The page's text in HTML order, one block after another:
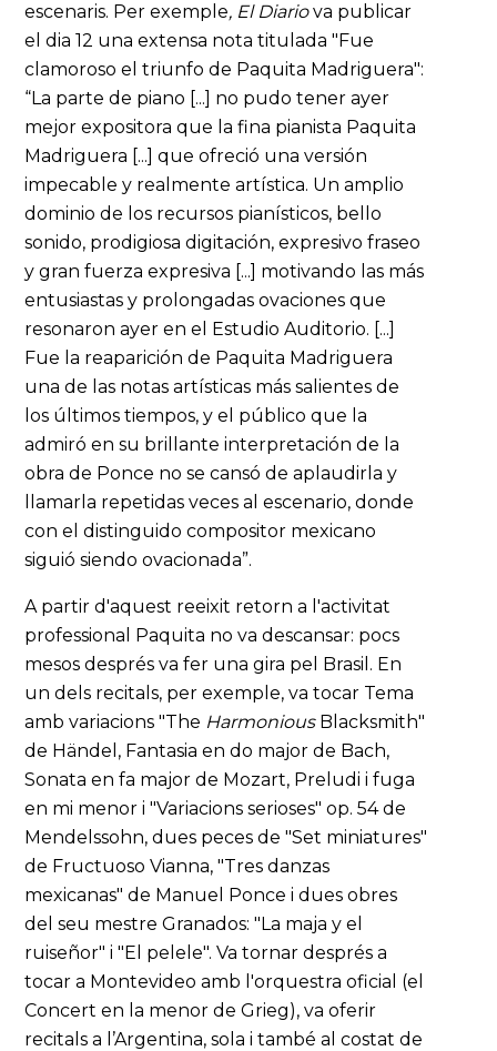
escenaris. Per exemple, El Diariova publicar
el dia 12 una extensa nota titulada "Fue
clamoroso el triunfo de Paquita Madriguera":
“La parte de piano [...] no pudo tener ayer
mejor expositora que la fina pianista Paquita
Madriguera [...] que ofreció una versión
impecable y realmente artística. Un amplio
dominio de los recursos pianísticos, bello
sonido, prodigiosa digitación, expresivo fraseo
y gran fuerza expresiva [...] motivando las más
entusiastas y prolongadas ovaciones que
resonaron ayer en el Estudio Auditorio. [...]
Fue la reaparición de Paquita Madriguera
una de las notas artísticas más salientes de
los últimos tiempos, y el público que la
admiró en su brillante interpretación de la
obra de Ponce no se cansó de aplaudirla y
llamarla repetidas veces al escenario, donde
con el distinguido compositor mexicano
siguió siendo ovacionada”.
A partir d'aquest reeixit retorn a l'activitat
professional Paquita no va descansar: pocs
mesos després va fer una gira pel Brasil. En
un dels recitals, per exemple, va tocar Tema
amb variacions "The HarmoniousBlacksmith"
de Händel, Fantasia en do major de Bach,
Sonata en fa major de Mozart, Preludi i fuga
en mi menor i "Variacions serioses" op. 54 de
Mendelssohn, dues peces de "Set miniatures"
de Fructuoso Vianna, "Tres danzas
mexicanas" de Manuel Ponce i dues obres
del seu mestre Granados: "La maja y el
ruiseñor" i "El pelele". Va tornar després a
tocar a Montevideo amb l'orquestra oficial (el
Concert en la menor de Grieg), va oferir
recitals a l’Argentina, sola i també al costat de